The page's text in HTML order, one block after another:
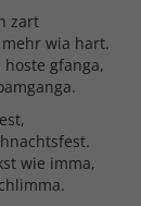
zart
wia hart.
gfanga,
wie imma,